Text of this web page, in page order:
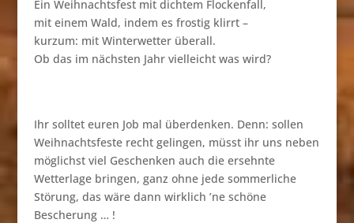
Ein Weihnachtsfest mit dichtem Flockenfall,
mit einem Wald, indem es frostig klirrt –
kurzum: mit Winterwetter überall.
Ob das im nächsten Jahr vielleicht was wird?
Ihr solltet euren Job mal überdenken. Denn: sollen
Weihnachtsfeste recht gelingen, müsst ihr uns neben
möglichst viel Geschenken auch die ersehnte
Wetterlage bringen, ganz ohne jede sommerliche
Störung, das wäre dann wirklich ’ne schöne
Bescherung … !